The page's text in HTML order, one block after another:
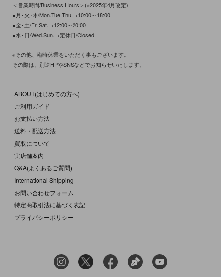
＜営業時間/Business Hours＞(※2025年4月改定)
●月･火･木/Mon.Tue.Thu.→10:00～18:00
●金･土/Fri.Sat.→12:00～20:00
●水･日/Wed.Sun.→定休日/Closed
※その他、臨時休業をいただく事もございます。
その際は、別途HPやSNSなどでお知らせいたします。
ABOUT(はじめての方へ)
ご利用ガイド
お支払い方法
送料・配送方法
買取について
実店舗案内
Q&A(よくあるご質問)
International Shipping
お問い合わせフォーム
特定商取引法に基づく表記
プライバシーポリシー